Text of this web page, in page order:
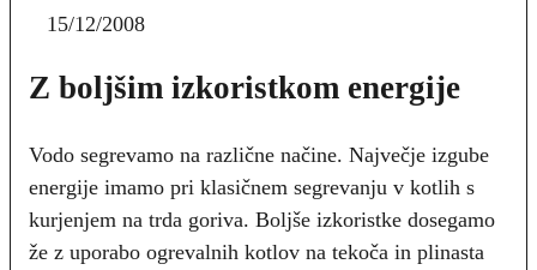
15/12/2008
Z boljšim izkoristkom energije
Vodo segrevamo na različne načine. Največje izgube
energije imamo pri klasičnem segrevanju v kotlih s
kurjenjem na trda goriva. Boljše izkoristke dosegamo
že z uporabo ogrevalnih kotlov na tekoča in plinasta